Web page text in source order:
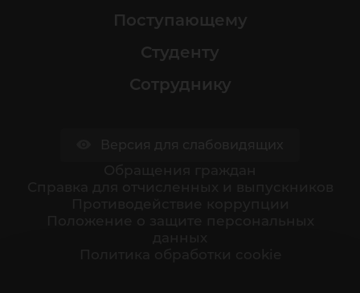
Поступающему
Студенту
Сотруднику